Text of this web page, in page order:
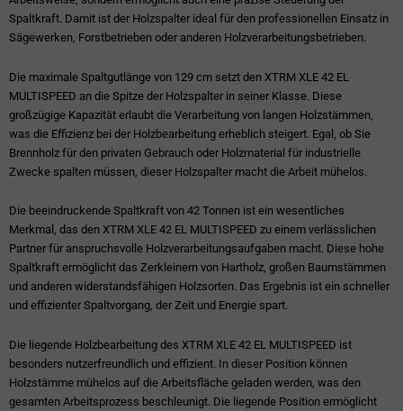
Spaltkraft. Damit ist der Holzspalter ideal für den professionellen Einsatz in
Sägewerken, Forstbetrieben oder anderen Holzverarbeitungsbetrieben.
Die maximale Spaltgutlänge von 129 cm setzt den XTRM XLE 42 EL
MULTISPEED an die Spitze der Holzspalter in seiner Klasse. Diese
großzügige Kapazität erlaubt die Verarbeitung von langen Holzstämmen,
was die Effizienz bei der Holzbearbeitung erheblich steigert. Egal, ob Sie
Brennholz für den privaten Gebrauch oder Holzmaterial für industrielle
Zwecke spalten müssen, dieser Holzspalter macht die Arbeit mühelos.
Die beeindruckende Spaltkraft von 42 Tonnen ist ein wesentliches
Merkmal, das den XTRM XLE 42 EL MULTISPEED zu einem verlässlichen
Partner für anspruchsvolle Holzverarbeitungsaufgaben macht. Diese hohe
Spaltkraft ermöglicht das Zerkleinern von Hartholz, großen Baumstämmen
und anderen widerstandsfähigen Holzsorten. Das Ergebnis ist ein schneller
und effizienter Spaltvorgang, der Zeit und Energie spart.
Die liegende Holzbearbeitung des XTRM XLE 42 EL MULTISPEED ist
besonders nutzerfreundlich und effizient. In dieser Position können
Holzstämme mühelos auf die Arbeitsfläche geladen werden, was den
gesamten Arbeitsprozess beschleunigt. Die liegende Position ermöglicht